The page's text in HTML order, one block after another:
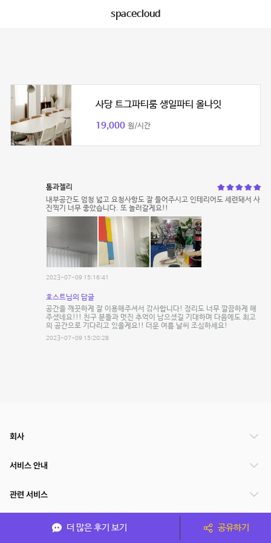
spacecloud
사당 트그파티룸 생일파티 올나잇
19,000 원/시간
톰과젤리
내부공간도 엄청 넓고 요청사항도 잘 들어주시고 인테리어도 세련돼서 사
진찍기 너무 좋았습니다. 또 놀러갈게요!!
2023-07-09 15:16:41
호스트님의 답글
공간을 깨끗하게 잘 이용해주셔서 감사합니다! 정리도 너무 깔끔하게 해
주셨네요!!! 친구 분들과 멋진 추억이 남으셨길 기대하며 다음에도 최고
의 공간으로 기다리고 있을게요!! 더운 여름 날씨 조심하세요!
2023-07-09 15:20:28
더 많은 후기 보기 공유하기
회사
서비스 안내
관련 서비스